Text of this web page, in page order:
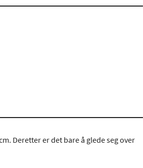
Deretter er det bare å glede seg over